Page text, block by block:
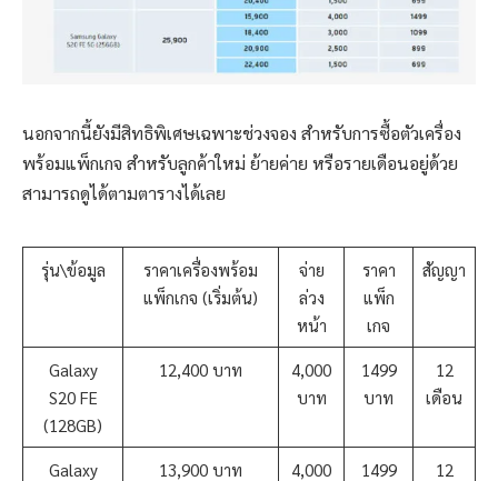
นอกจากนี้ยังมีสิทธิพิเศษเฉพาะช่วงจอง สำหรับการซื้อตัวเครื่อง
พร้อมแพ็กเกจ สำหรับลูกค้าใหม่ ย้ายค่าย หรือรายเดือนอยู่ด้วย
สามารถดูได้ตามตารางได้เลย
รุ่น\ข้อมูล
ราคาเครื่องพร้อม
แพ็กเกจ (เริ่มต้น)
จ่าย
ล่วง
หน้า
ราคา
แพ็ก
เกจ
สัญญา
Galaxy
S20 FE
(128GB)
12,400 บาท
4,000
บาท
1499
บาท
12
เดือน
Galaxy
13,900 บาท
4,000
1499
12